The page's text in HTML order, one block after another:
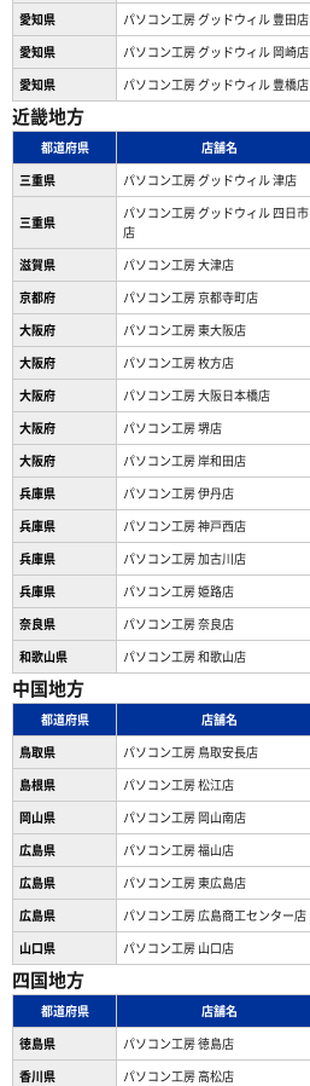
愛知県
パソコン工房 グッドウィル 豊田店
愛知県
パソコン工房 グッドウィル 岡崎店
愛知県
パソコン工房 グッドウィル 豊橋店
近畿地方
都道府県 店舗名
三重県
パソコン工房 グッドウィル 津店
三重県
パソコン工房 グッドウィル 四日市
店
滋賀県 パソコン工房 大津店
京都府
パソコン工房 京都寺町店
大阪府
パソコン工房 東大阪店
大阪府
パソコン工房 枚方店
大阪府
パソコン工房 大阪日本橋店
大阪府
パソコン工房 堺店
大阪府
パソコン工房 岸和田店
兵庫県
パソコン工房 伊丹店
兵庫県
パソコン工房 神戸西店
兵庫県
パソコン工房 加古川店
兵庫県
パソコン工房 姫路店
奈良県
パソコン工房 奈良店
和歌山県
パソコン工房 和歌山店
中国地方
都道府県 店舗名
鳥取県
パソコン工房 鳥取安長店
島根県
パソコン工房 松江店
岡山県
パソコン工房 岡山南店
広島県
パソコン工房 福山店
広島県
パソコン工房 東広島店
広島県
パソコン工房 広島商工センター店
山口県
パソコン工房 山口店
四国地方
都道府県 店舗名
徳島県
パソコン工房 徳島店
香川県
パソコン工房 高松店